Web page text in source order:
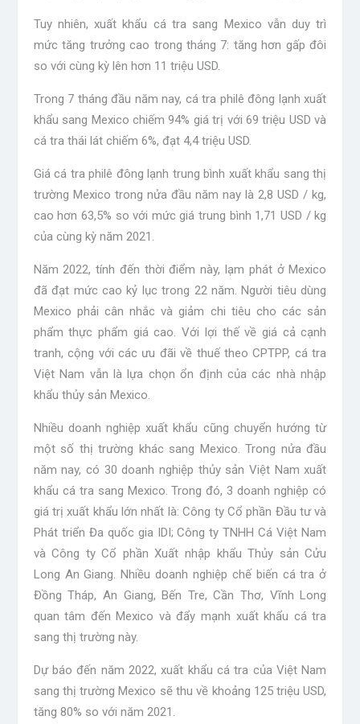
Tuy nhiên, xuất khẩu cá tra sang Mexico vẫn duy trì
mức tăng trưởng cao trong tháng 7: tăng hơn gấp đôi
so với cùng kỳ lên hơn 11 triệu USD.
Trong 7 tháng đầu năm nay, cá tra philê đông lạnh xuất
khẩu sang Mexico chiếm 94% giá trị với 69 triệu USD và
cá tra thái lát chiếm 6%, đạt 4,4 triệu USD.
Giá cá tra philê đông lạnh trung bình xuất khẩu sang thị
trường Mexico trong nửa đầu năm nay là 2,8 USD / kg,
cao hơn 63,5% so với mức giá trung bình 1,71 USD / kg
của cùng kỳ năm 2021.
Năm 2022, tính đến thời điểm này, lạm phát ở Mexico
đã đạt mức cao kỷ lục trong 22 năm. Người tiêu dùng
Mexico phải cân nhắc và giảm chi tiêu cho các sản
phẩm thực phẩm giá cao. Với lợi thế về giá cả cạnh
tranh, cộng với các ưu đãi về thuế theo CPTPP, cá tra
Việt Nam vẫn là lựa chọn ổn định của các nhà nhập
khẩu thủy sản Mexico.
Nhiều doanh nghiệp xuất khẩu cũng chuyển hướng từ
một số thị trường khác sang Mexico. Trong nửa đầu
năm nay, có 30 doanh nghiệp thủy sản Việt Nam xuất
khẩu cá tra sang Mexico. Trong đó, 3 doanh nghiệp có
giá trị xuất khẩu lớn nhất là: Công ty Cổ phần Đầu tư và
Phát triển Đa quốc gia IDI; Công ty TNHH Cá Việt Nam
và Công ty Cổ phần Xuất nhập khẩu Thủy sản Cửu
Long An Giang. Nhiều doanh nghiệp chế biến cá tra ở
Đồng Tháp, An Giang, Bến Tre, Cần Thơ, Vĩnh Long
quan tâm đến Mexico và đẩy mạnh xuất khẩu cá tra
sang thị trường này.
Dự báo đến năm 2022, xuất khẩu cá tra của Việt Nam
sang thị trường Mexico sẽ thu về khoảng 125 triệu USD,
tăng 80% so với năm 2021.